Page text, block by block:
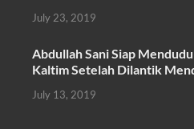
July 23, 2019
Abdullah Sani Siap
Kaltim Setelah Dilantik
July 13, 2019